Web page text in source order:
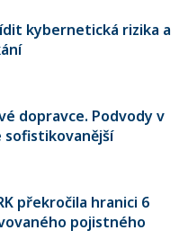
kybernetická rizika a
dopravce. Podvody v
sofistikovanější
překročila hranici 6
pojistného